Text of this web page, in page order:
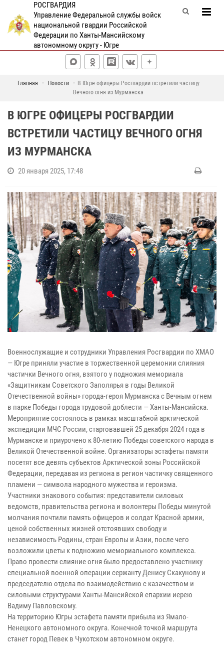
РОСГВАРДИЯ
Управление Федеральной службы войск
национальной гвардии Российской
Федерации по Ханты-Мансийскому
автономному округу - Югре
Главная Новости
В Югре офицеры Росгвардии встретили частицу
Вечного огня из Мурманска
В ЮГРЕ ОФИЦЕРЫ РОСГВАРДИИ
ВСТРЕТИЛИ ЧАСТИЦУ ВЕЧНОГО ОГНЯ
ИЗ МУРМАНСКА
20 января 2025, 17:48
Военнослужащие и сотрудники Управления Росгвардии по ХМАО
— Югре приняли участие в торжественной церемонии слияния
частички Вечного огня, взятого у подножия мемориала
«Защитникам Советского Заполярья в годы Великой
Отечественной войны» города-героя Мурманска с Вечным огнем
в парке Победы города трудовой доблести — Ханты-Мансийска.
Мероприятие состоялось в рамках масштабной арктической
экспедиции МЧС России, стартовавшей 25 декабря 2024 года в
Мурманске и приурочено к 80-летию Победы советского народа в
Великой Отечественной войне. Организаторы эстафеты памяти
посетят все девять субъектов Арктической зоны Российской
Федерации, передавая из региона в регион частичку священного
пламени — символа народного мужества и героизма.
Участники знакового события: представители силовых
ведомств, правительства региона и волонтеры Победы минутой
молчания почтили память офицеров и солдат Красной армии,
ценой собственных жизней отстоявших свободу и
независимость Родины, стран Европы и Азии, после чего
возложили цветы к подножию мемориального комплекса.
Право провести слияние огня было предоставлено участнику
специальной военной операции сержанту Денису Скакунову и
председателю отдела по взаимодействию с казачеством и
силовыми структурами Ханты-Мансийской епархии иерею
Вадиму Павловскому.
На территорию Югры эстафета памяти прибыла из Ямало-
Ненецкого автономного округа. Конечной точкой маршрута
станет город Певек в Чукотском автономном округе.